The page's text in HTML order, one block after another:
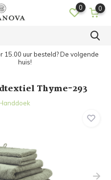
0 0
besteld? De volgende dag in
Thyme-293